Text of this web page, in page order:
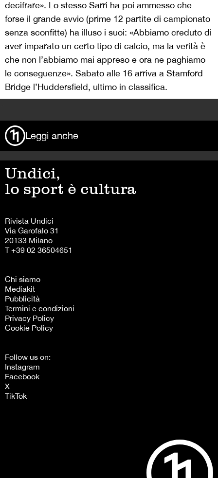
decifrare». Lo stesso Sarri ha poi ammesso che
forse il grande avvio (prime 12 partite di campionato
senza sconfitte) ha illuso i suoi: «Abbiamo creduto di
aver imparato un certo tipo di calcio, ma la verità è
che non l’abbiamo mai appreso e ora ne paghiamo
le conseguenze». Sabato alle 16 arriva a Stamford
Bridge l’Huddersfield, ultimo in classifica.
Leggi anche
Undici,
lo sport è cultura
Rivista Undici
Via Garofalo 31
20133 Milano
T +39 02 36504651
Chi siamo
Mediakit
Pubblicità
Termini e condizioni
Privacy Policy
Cookie Policy
Follow us on:
Instagram
Facebook
X
TikTok